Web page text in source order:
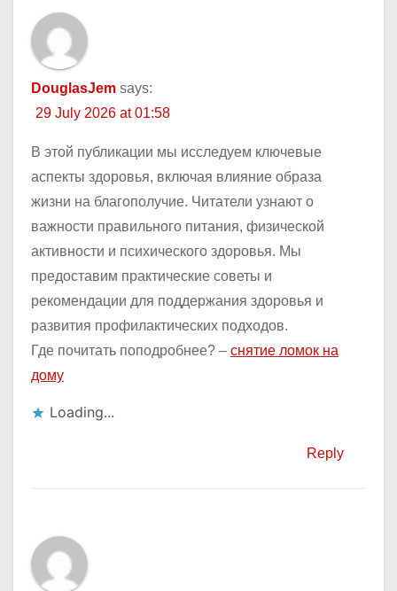
DouglasJem says:
29 July 2026 at 01:58
В этой публикации мы исследуем ключевые
аспекты здоровья, включая влияние образа
жизни на благополучие. Читатели узнают о
важности правильного питания, физической
активности и психического здоровья. Мы
предоставим практические советы и
рекомендации для поддержания здоровья и
развития профилактических подходов.
Где почитать поподробнее? – снятие ломок на
дому
Loading...
Reply